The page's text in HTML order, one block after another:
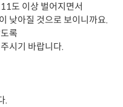
도 이상 벌어지면서
낮아질 것으로 보이니까요.
록
시기 바랍니다.
.